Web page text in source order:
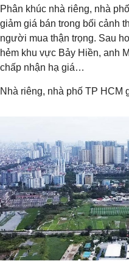
Phân khúc nhà riêng, nhà
giảm giá bán trong bối cảnh
người mua thận trọng. Sau
hẻm khu vực Bảy Hiền, anh
chấp nhận hạ giá…
Nhà riêng, nhà phố TP HCM